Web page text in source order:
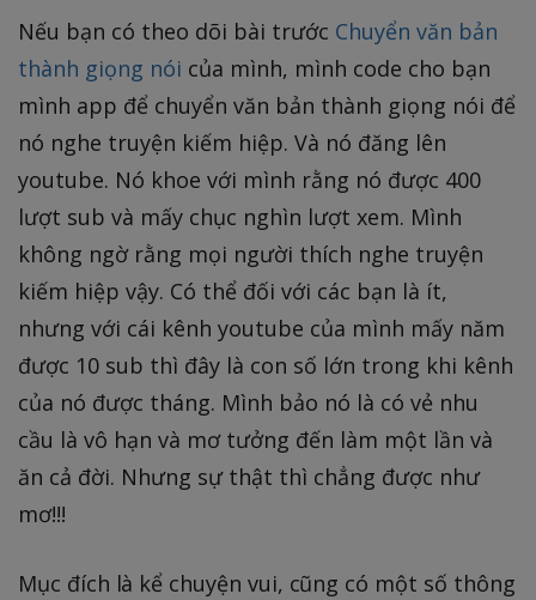
Nếu bạn có theo dõi bài trước Chuyển văn bản
thành giọng nói của mình, mình code cho bạn
mình app để chuyển văn bản thành giọng nói để
nó nghe truyện kiếm hiệp. Và nó đăng lên
youtube. Nó khoe với mình rằng nó được 400
lượt sub và mấy chục nghìn lượt xem. Mình
không ngờ rằng mọi người thích nghe truyện
kiếm hiệp vậy. Có thể đối với các bạn là ít,
nhưng với cái kênh youtube của mình mấy năm
được 10 sub thì đây là con số lớn trong khi kênh
của nó được tháng. Mình bảo nó là có vẻ nhu
cầu là vô hạn và mơ tưởng đến làm một lần và
ăn cả đời. Nhưng sự thật thì chẳng được như
mơ!!!
Mục đích là kể chuyện vui, cũng có một số thông